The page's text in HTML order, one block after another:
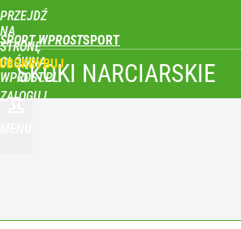
PRZEJDŹ
NA
STRONĘ
GŁÓWNĄ
WPROST.PL
SPORT WPROST
ZALOGUJ
SKOKI NARCIARSKIE